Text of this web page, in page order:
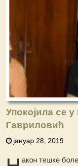
Упокојила се
Гавриловић
јануар 28, 2019
акон тешке